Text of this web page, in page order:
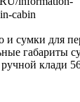
cabin
сумки для
габариты
клади